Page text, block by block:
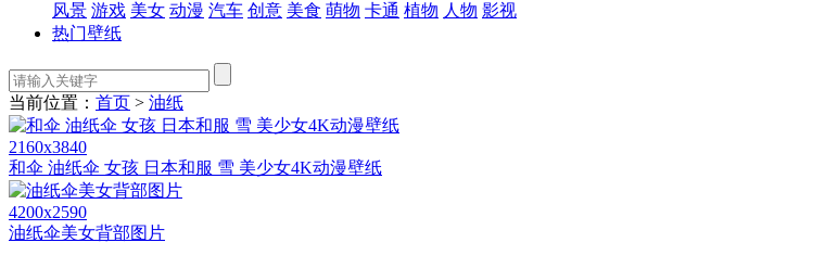
风景 游戏 美女 动漫 汽车 创意 美食 萌物 卡通 植物 人物 影视
热门壁纸
当前位置： 首页 > 油纸
2160x3840
和伞 油纸伞 女孩 日本和服 雪 美少女4K动漫壁纸
4200x2590
油纸伞美女背部图片